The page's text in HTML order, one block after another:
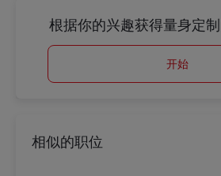
根据你的兴趣获得量身定制
开始
相似的职位